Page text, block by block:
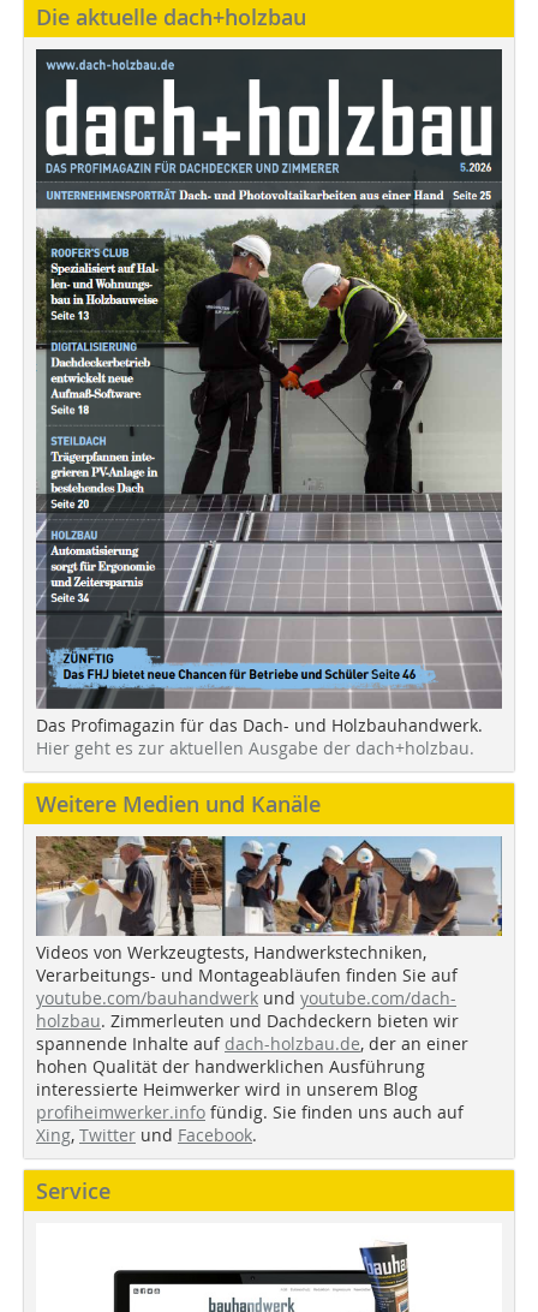
Die aktuelle dach+holzbau
Das Profimagazin für das Dach- und Holzbauhandwerk.
Hier geht es zur aktuellen Ausgabe der dach+holzbau.
Weitere Medien und Kanäle
Videos von Werkzeugtests, Handwerkstechniken,
Verarbeitungs- und Montageabläufen finden Sie auf
youtube.com/bauhandwerk und youtube.com/dach-
holzbau. Zimmerleuten und Dachdeckern bieten wir
spannende Inhalte auf dach-holzbau.de, der an einer
hohen Qualität der handwerklichen Ausführung
interessierte Heimwerker wird in unserem Blog
profiheimwerker.info fündig. Sie finden uns auch auf
Xing, Twitter und Facebook.
Service